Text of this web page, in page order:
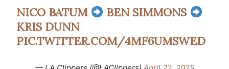
NICO BATUM
BEN SIMMONS
KRIS DUNN
PIC.TWITTER.COM/4MF6UMSWED